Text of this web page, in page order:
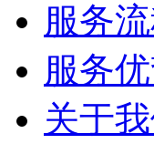
服务
服务
关于